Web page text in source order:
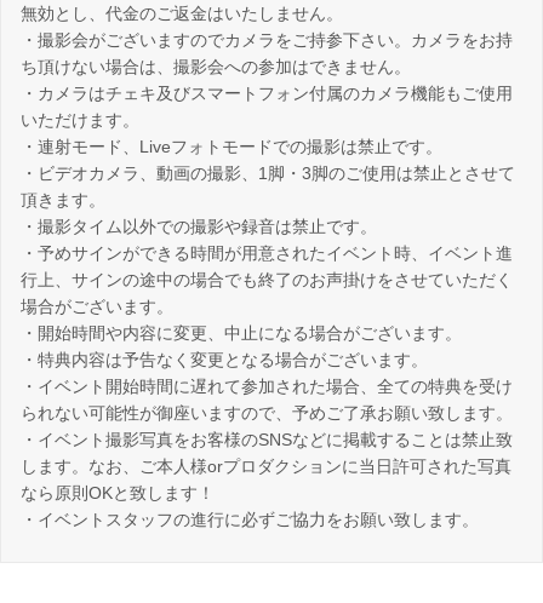
無効とし、代金のご返金はいたしません。
・撮影会がございますのでカメラをご持参下さい。カメラをお持
ち頂けない場合は、撮影会への参加はできません。
・カメラはチェキ及びスマートフォン付属のカメラ機能もご使用
いただけます。
・連射モード、Liveフォトモードでの撮影は禁止です。
・ビデオカメラ、動画の撮影、1脚・3脚のご使用は禁止とさせて
頂きます。
・撮影タイム以外での撮影や録音は禁止です。
・予めサインができる時間が用意されたイベント時、イベント進
行上、サインの途中の場合でも終了のお声掛けをさせていただく
場合がございます。
・開始時間や内容に変更、中止になる場合がございます。
・特典内容は予告なく変更となる場合がございます。
・イベント開始時間に遅れて参加された場合、全ての特典を受け
られない可能性が御座いますので、予めご了承お願い致します。
・イベント撮影写真をお客様のSNSなどに掲載することは禁止致
します。なお、ご本人様orプロダクションに当日許可された写真
なら原則OKと致します！
・イベントスタッフの進行に必ずご協力をお願い致します。